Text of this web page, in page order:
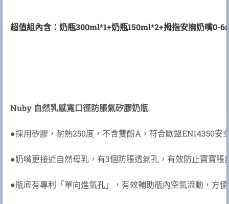
超值組內含：奶瓶300ml*1+奶瓶150ml*2+拇指安撫奶嘴0-
Nuby 自然乳感寬口徑防脹氣矽膠奶瓶
●採用矽膠，耐熱250度，不含雙酚A，符合歐盟EN14350安
●奶嘴更接近自然母乳，有3個防脹透氣孔，有效防止寶寶脹
●瓶底有專利「單向進氣孔」，有效輔助瓶內空氣流動，方